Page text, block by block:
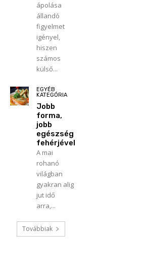
ápolása
állandó
figyelmet
igényel,
hiszen
számos
külső...
EGYÉB
KATEGÓRIA
Jobb
forma,
jobb
egészség
fehérjével
A mai
rohanó
világban
gyakran alig
jut idő
arra,...
Továbbiak